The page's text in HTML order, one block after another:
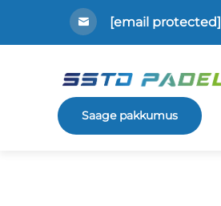
[email protected]
Saage pakkumus